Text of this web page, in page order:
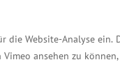
die Website-Analyse ein.
ansehen zu
bildet
stärkere
ein